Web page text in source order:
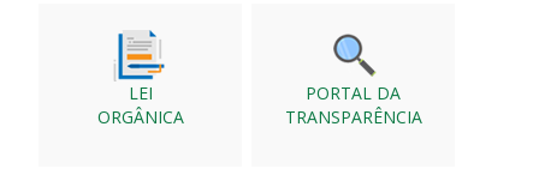
LEI
ORGÂNICA
PORTAL DA
TRANSPARÊNCIA